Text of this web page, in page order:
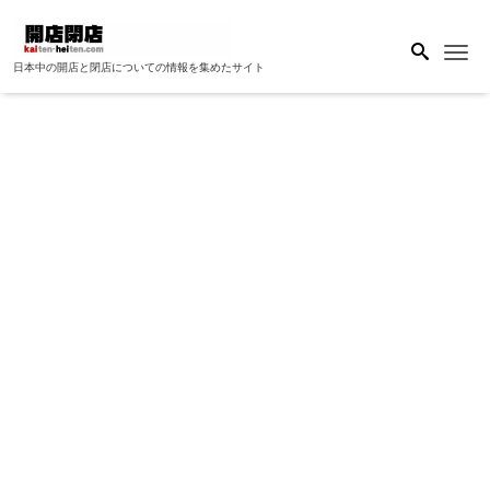
日本中の開店と閉店についての情報を集めたサイト